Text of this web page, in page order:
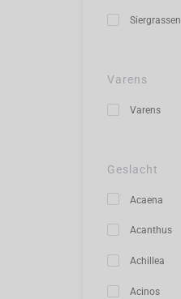
Siergrassen
Varens
Varens
Geslacht
Acaena
Acanthus
Achillea
Acinos